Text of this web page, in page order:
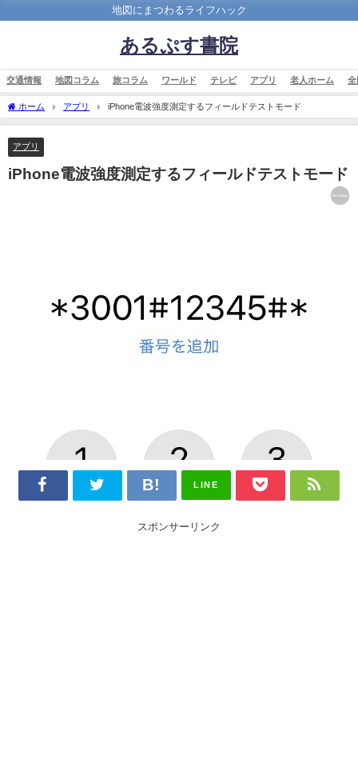
地図にまつわるライフハック
あるぷす書院
交通情報 地図コラム 旅コラム ワールド テレビ アプリ 老人ホーム 全
ホーム アプリ iPhone電波強度測定するフィールドテストモード
アプリ
iPhone電波強度測定するフィールドテストモード
LINE
スポンサーリンク